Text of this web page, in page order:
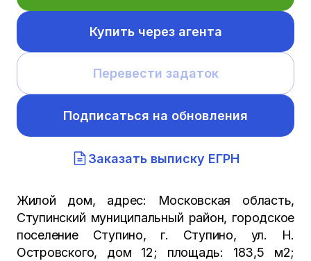
Купить через агента
Перевести задаток
Подписаться на обновления
Заказать выписку ЕГРН
Жилой дом, адрес: Московская область,
Ступинский муниципальный район, городское
поселение Ступино, г. Ступино, ул. Н.
Островского, дом 12; площадь: 183,5 м2;